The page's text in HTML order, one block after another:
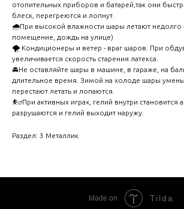
отопительных приборов и батарей,так они
блеск, перегреются и лопнут.
🌧️При высокой влажности шары летают недолго
помещение, дождь на улице)
🌪️ Кондиционеры и ветер - враг шаров. При
увеличивается скорость старения латекса.
🚘Не оставляйте шары в машине, в гараже, на
длительное время. Зимой на холоде шары
перестают летать и лопаются.
⛹️‍♂️При активных играх, гелий внутри становится
разрушаются и гелий выходит наружу.
Раздел: 3 Металлик
Made on Tilda